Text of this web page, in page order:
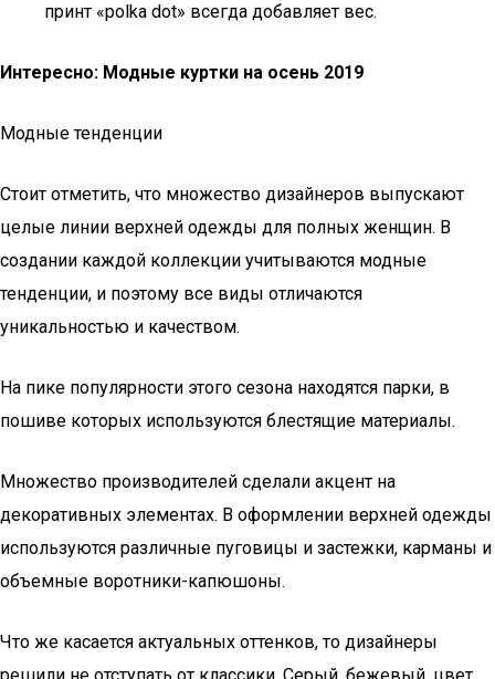
принт «polka dot» всегда добавляет вес.
Интересно: Модные куртки на осень 2019
Модные тенденции
Стоит отметить, что множество дизайнеров выпускают
целые линии верхней одежды для полных женщин. В
создании каждой коллекции учитываются модные
тенденции, и поэтому все виды отличаются
уникальностью и качеством.
На пике популярности этого сезона находятся парки, в
пошиве которых используются блестящие материалы.
Множество производителей сделали акцент на
декоративных элементах. В оформлении верхней одежды
используются различные пуговицы и застежки, карманы и
объемные воротники-капюшоны.
Что же касается актуальных оттенков, то дизайнеры